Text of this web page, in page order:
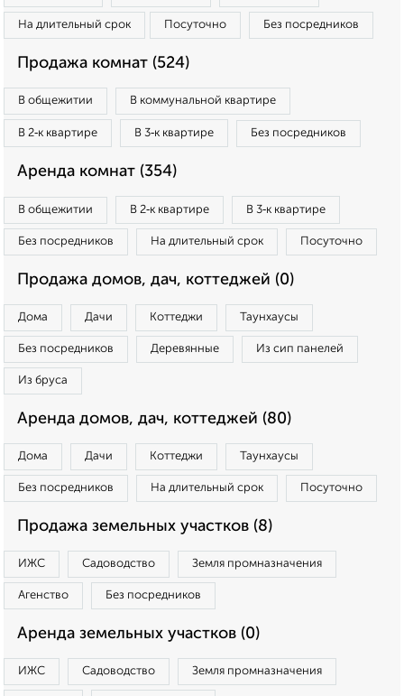
На длительный срок Посуточно Без посредников
Продажа комнат (524)
В общежитии В коммунальной квартире
В 2‑к квартире В 3‑к квартире Без посредников
Аренда комнат (354)
В общежитии В 2‑к квартире В 3‑к квартире
Без посредников На длительный срок Посуточно
Продажа домов, дач, коттеджей (0)
Дома Дачи Коттеджи Таунхаусы
Без посредников Деревянные Из сип панелей
Из бруса
Аренда домов, дач, коттеджей (80)
Дома Дачи Коттеджи Таунхаусы
Без посредников На длительный срок Посуточно
Продажа земельных участков (8)
ИЖС Садоводство Земля промназначения
Агенство Без посредников
Аренда земельных участков (0)
ИЖС Садоводство Земля промназначения